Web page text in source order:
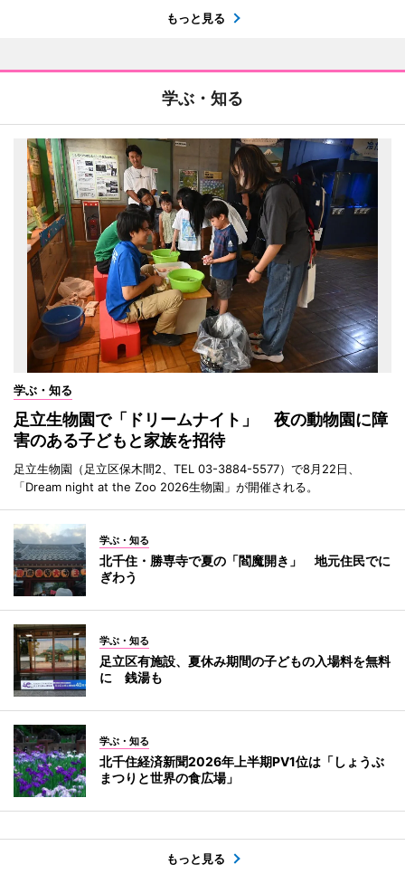
もっと見る
学ぶ・知る
学ぶ・知る
足立生物園で「ドリームナイト」 夜の動物園に障
害のある子どもと家族を招待
足立生物園（足立区保木間2、TEL 03-3884-5577）で8月22日、
「Dream night at the Zoo 2026生物園」が開催される。
学ぶ・知る
北千住・勝専寺で夏の「閻魔開き」 地元住民でに
ぎわう
学ぶ・知る
足立区有施設、夏休み期間の子どもの入場料を無料
に 銭湯も
学ぶ・知る
北千住経済新聞2026年上半期PV1位は「しょうぶ
まつりと世界の食広場」
もっと見る